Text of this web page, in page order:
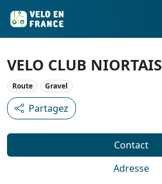
VELO CLUB NIORTAIS
Route Gravel
Partagez
Contact
Adresse